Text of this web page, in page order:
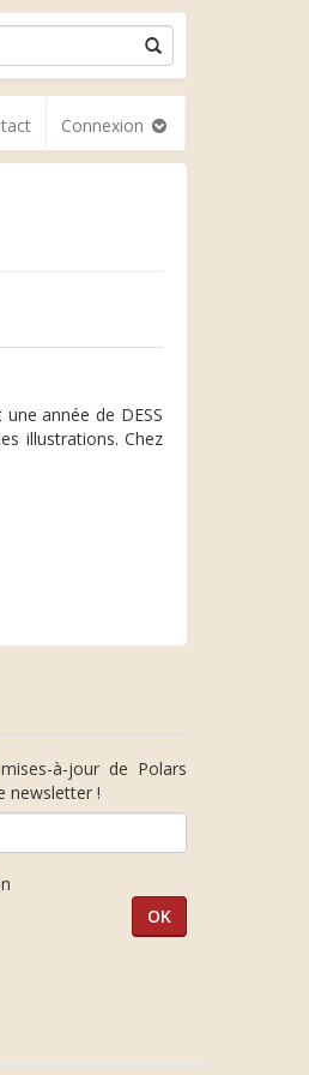
Connexion
année de DESS
illustrations. Chez
à-jour de Polars
newsletter !